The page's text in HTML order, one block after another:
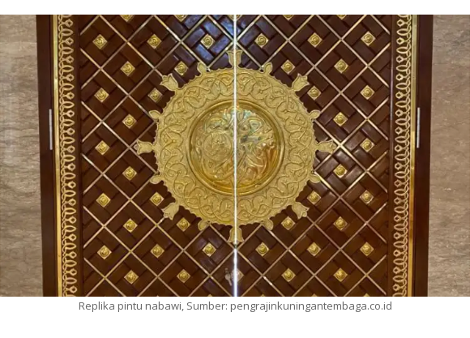
Replika pintu nabawi, Sumber: pengrajinkuningantembaga.co.id